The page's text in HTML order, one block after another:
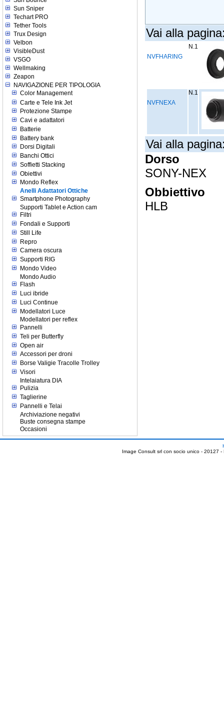
Sun Sniper
Techart PRO
Tether Tools
Trux Design
Velbon
VisibleDust
VSGO
Wellmaking
Zeapon
NAVIGAZIONE PER TIPOLOGIA
Color Management
Carte e Tele Ink Jet
Protezione Stampe
Cavi e adattatori
Batterie
Battery bank
Dorsi Digitali
Banchi Ottici
Soffietti Stacking
Obiettivi
Mondo Reflex
Anelli Adattatori Ottiche
Smartphone Photography
Supporti Tablet e Action cam
Filtri
Fondali e Supporti
Still Life
Repro
Camera oscura
Supporti RIG
Mondo Video
Mondo Audio
Flash
Luci ibride
Luci Continue
Modellatori Luce
Modellatori per reflex
Pannelli
Teli per Butterfly
Open air
Accessori per droni
Borse Valigie Tracolle Trolley
Visori
Intelaiatura DIA
Pulizia
Taglierine
Pannelli e Telai
Archiviazione negativi
Buste consegna stampe
Occasioni
Vai alla
NVFHARING
N.1
NVFNEXA
N.1
Vai alla
Dorso
SONY-NEX
Obbiettivo
HLB
Image Consult srl con socio unico - 20127